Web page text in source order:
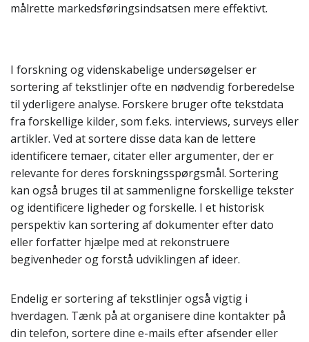
målrette markedsføringsindsatsen mere effektivt.
I forskning og videnskabelige undersøgelser er
sortering af tekstlinjer ofte en nødvendig forberedelse
til yderligere analyse. Forskere bruger ofte tekstdata
fra forskellige kilder, som f.eks. interviews, surveys eller
artikler. Ved at sortere disse data kan de lettere
identificere temaer, citater eller argumenter, der er
relevante for deres forskningsspørgsmål. Sortering
kan også bruges til at sammenligne forskellige tekster
og identificere ligheder og forskelle. I et historisk
perspektiv kan sortering af dokumenter efter dato
eller forfatter hjælpe med at rekonstruere
begivenheder og forstå udviklingen af ideer.
Endelig er sortering af tekstlinjer også vigtig i
hverdagen. Tænk på at organisere dine kontakter på
din telefon, sortere dine e-mails efter afsender eller